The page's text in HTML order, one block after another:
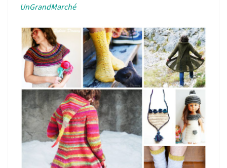
UnGrandMarché